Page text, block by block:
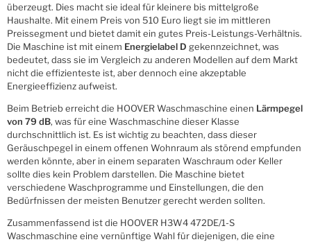
überzeugt. Dies macht sie ideal für kleinere bis mittelgroße
Haushalte. Mit einem Preis von 510 Euro liegt sie im mittleren
Preissegment und bietet damit ein gutes Preis-Leistungs-Verhältnis.
Die Maschine ist mit einem Energielabel D gekennzeichnet, was
bedeutet, dass sie im Vergleich zu anderen Modellen auf dem Markt
nicht die effizienteste ist, aber dennoch eine akzeptable
Energieeffizienz aufweist.
Beim Betrieb erreicht die HOOVER Waschmaschine einen Lärmpegel
von 79 dB, was für eine Waschmaschine dieser Klasse
durchschnittlich ist. Es ist wichtig zu beachten, dass dieser
Geräuschpegel in einem offenen Wohnraum als störend empfunden
werden könnte, aber in einem separaten Waschraum oder Keller
sollte dies kein Problem darstellen. Die Maschine bietet
verschiedene Waschprogramme und Einstellungen, die den
Bedürfnissen der meisten Benutzer gerecht werden sollten.
Zusammenfassend ist die HOOVER H3W4 472DE/1-S
Waschmaschine eine vernünftige Wahl für diejenigen, die eine